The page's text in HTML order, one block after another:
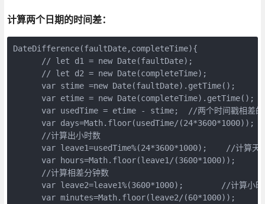
计算两个日期的时间差：
DateDifference(faultDate,completeTime){
      // let d1 = new Date(faultDate);
      // let d2 = new Date(completeTime);
      var stime =new Date(faultDate).getTime();
      var etime = new Date(completeTime).getTime();
var usedTime = etime - stime;  //两个时间戳相差的
      var days=Math.floor(usedTime/(24*3600*1000));
      //计算出小时数
var leave1=usedTime%(24*3600*1000);    //计算天
      var hours=Math.floor(leave1/(3600*1000));
      //计算相差分钟数
var leave2=leave1%(3600*1000);        //计算小时
      var minutes=Math.floor(leave2/(60*1000));